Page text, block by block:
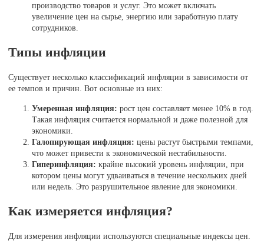
производство товаров и услуг. Это может включать
увеличение цен на сырье, энергию или заработную плату
сотрудников.
Типы инфляции
Существует несколько классификаций инфляции в зависимости от
ее темпов и причин. Вот основные из них:
Умеренная инфляция: рост цен составляет менее 10% в год.
Такая инфляция считается нормальной и даже полезной для
экономики.
Галопирующая инфляция: цены растут быстрыми темпами,
что может привести к экономической нестабильности.
Гиперинфляция: крайне высокий уровень инфляции, при
котором цены могут удваиваться в течение нескольких дней
или недель. Это разрушительное явление для экономики.
Как измеряется инфляция?
Для измерения инфляции используются специальные индексы цен.